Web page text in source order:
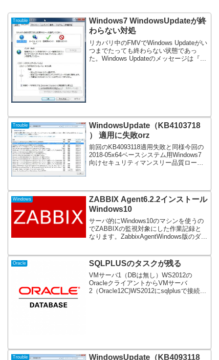
Trouble
Windows7 WindowsUpdateが終
わらない対処
リカバリ中のFMVでWindows Updateがい
つまでたっても終わらない状態であっ
た。Windows Updateのメッセージは『更
Trouble
WindowsUpdate（KB4103718
） 適用に失敗orz
前回のKB4093118適用失敗と同様今回の
2018-05x64ベースシステム用Windows7
向けセキュリティマンスリー品質ロール
Windows
ZABBIX Agent6.2.2インストール
Windows10
サーバ的にWindows10のマシンを使うの
でZABBIXの監視対象にした作業記録と
なります。ZabbixAgentWindows版のダウ
ド必要ファイルの設置...
Oracle SQLPLUSのタスクが残る
VMサーバ1（DBは無し）WS2012の
OracleクライアントからVMサーバ
2（Oracle12C)WS2012にsqlplusで接続し
Trouble
WindowsUpdate（KB4093118